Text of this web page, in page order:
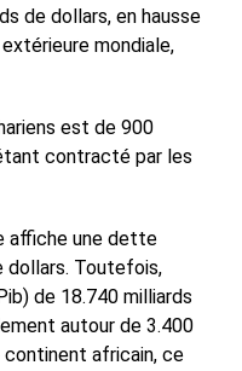
de dollars, en hausse
mondiale,
est de 900
contracté par les
affiche une dette
dollars. Toutefois,
de 18.740 milliards
autour de 3.400
africain, ce